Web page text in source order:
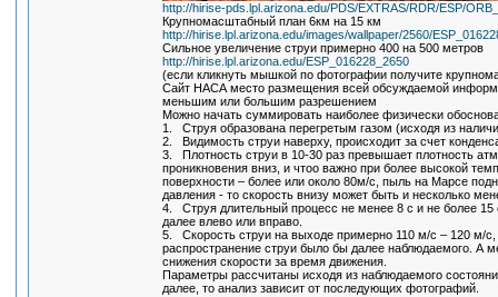
http://hirise-pds.lpl.arizona.edu/PDS/EXTRAS/RDR/ESP/
Крупномасштабный план 6км на 15 км
http://hirise.lpl.arizona.edu/images/wallpaper/2560/
Сильное увеличение струи примерно 400 на 500 метров
http://hirise.lpl.arizona.edu/ESP_016228_2650
(если кликнуть мышкой по фотографии получите
Сайт НАСА место размещения всей обсуждаемой
меньшим или большим разрешением
Можно начать суммировать наиболее физически
1. Струя образована перегретым газом (исходя из
2. Видимость струи наверху, происходит за счет
3. Плотность струи в 10-30 раз превышает плотность
проникновения вниз, и чтоо важно при более высокой
поверхности – более или около 80м/с, пыль на Марсе
давления - то скорость внизу может быть и несколько
4. Струя длительный процесс не менее 8 с и не более
далее влево или вправо.
5. Скорость струи на выходе примерно 110 м/с – 120 м/с,
распространение струи было бы далее наблюдаемого. А
снижения скорости за время движения.
Параметры рассчитаны исходя из наблюдаемого
далее, то анализ зависит от последующих фотографий.